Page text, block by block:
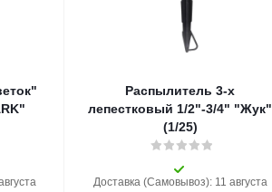
Распылитель 3-х
лепестковый 1/2"-3/4" "Жук"
(1/25)
Доставка (Самовывоз): 11 августа